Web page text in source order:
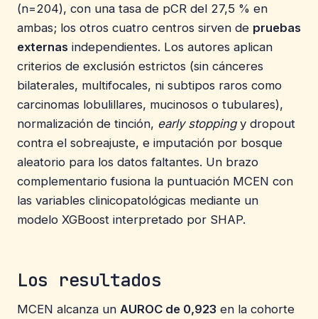
(n=204), con una tasa de pCR del 27,5 % en
ambas; los otros cuatro centros sirven de pruebas
externas independientes. Los autores aplican
criterios de exclusión estrictos (sin cánceres
bilaterales, multifocales, ni subtipos raros como
carcinomas lobulillares, mucinosos o tubulares),
normalización de tinción, early stoppingy dropout
contra el sobreajuste, e imputación por bosque
aleatorio para los datos faltantes. Un brazo
complementario fusiona la puntuación MCEN con
las variables clinicopatológicas mediante un
modelo XGBoost interpretado por SHAP.
Los resultados
MCEN alcanza un AUROC de 0,923 en la cohorte